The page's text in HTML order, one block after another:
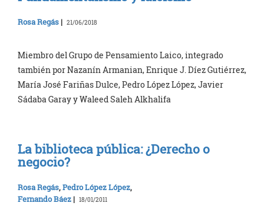
Rosa Regás | 21/06/2018
Miembro del Grupo de Pensamiento Laico, integrado
también por Nazanín Armanian, Enrique J. Díez Gutiérrez,
María José Fariñas Dulce, Pedro López López, Javier
Sádaba Garay y Waleed Saleh Alkhalifa
La biblioteca pública: ¿Derecho o
negocio?
Rosa Regás,Pedro López López,
Fernando Báez | 18/01/2011